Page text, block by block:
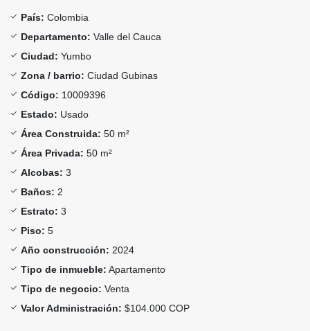
País: Colombia
Departamento: Valle del Cauca
Ciudad: Yumbo
Zona / barrio: Ciudad Gubinas
Código: 10009396
Estado: Usado
Área Construida: 50 m²
Área Privada: 50 m²
Alcobas: 3
Baños: 2
Estrato: 3
Piso: 5
Año construcción: 2024
Tipo de inmueble: Apartamento
Tipo de negocio: Venta
Valor Administración: $104.000 COP